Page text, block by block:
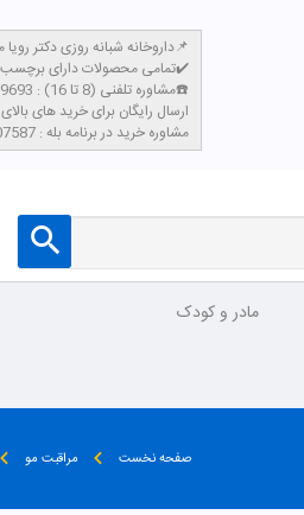
داروخانه شبانه روزی دکتر رویا میرنظامی📌
تمامی محصولات دارای برچسب اصالت کالا و سیب سلامت میباشند✔️
مشاوره تلفنی (8 تا 16) : 02165389693☎️
​ارسال رایگان برای خرید های بالای 4 میلیون تومان با پست پیشتاز
مشاوره خرید در برنامه بله : 09302007587
مادر و کودک
صفحه نخست مراقبت مو